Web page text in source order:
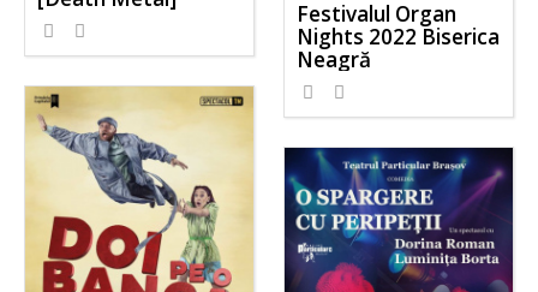
Festivalul Organ
Nights 2022 Biserica
Neagră